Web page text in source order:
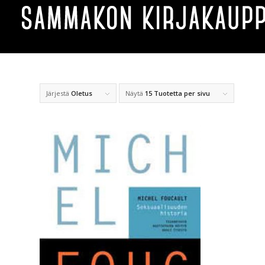
Järjestä Oletus Näytä 15 Tuotetta per sivu